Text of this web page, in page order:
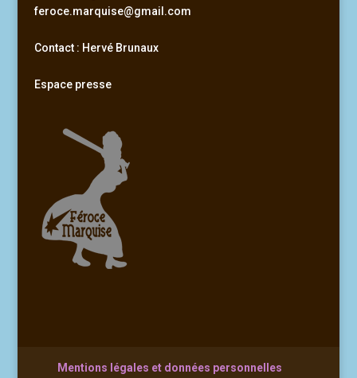
feroce.marquise@gmail.com
Contact : Hervé Brunaux
Espace presse
Mentions légales et données personnelles